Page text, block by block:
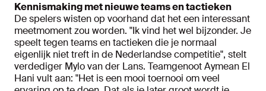
Kennismaking met nieuwe teams en tactieken
De spelers wisten op voorhand dat het een interessant
meetmoment zou worden. "Ik vind het wel bijzonder. Je
speelt tegen teams en tactieken die je normaal
eigenlijk niet treft in de Nederlandse competitie", stelt
verdediger Mylo van der Lans. Teamgenoot Aymean El
Hani vult aan: "Het is een mooi toernooi om veel